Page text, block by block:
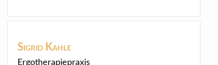
Sigrid Kahle
Ergotherapiepraxis